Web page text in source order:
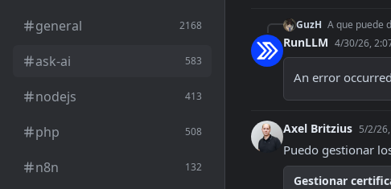
general 2168
ask-ai 583
nodejs 413
php 508
n8n 132
GuzH A que puede
RunLLM 4/30/26,
An error
Axel Britzius 5/2/
Puedo gestionar
Gestionar